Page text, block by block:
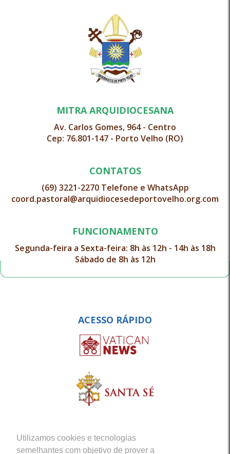
Utilizamos cookies e tecnologias
semelhantes com objetivo de prover a
MITRA ARQUIDIOCESANA
Av. Carlos Gomes, 964 - Centro
Cep: 76.801-147 - Porto Velho (RO)
CONTATOS
(69) 3221-2270 Telefone e WhatsApp
coord.pastoral@arquidiocesedeportovelho.org.com
FUNCIONAMENTO
Segunda-feira a Sexta-feira: 8h às 12h - 14h às 18h
Sábado de 8h às 12h
ACESSO RÁPIDO